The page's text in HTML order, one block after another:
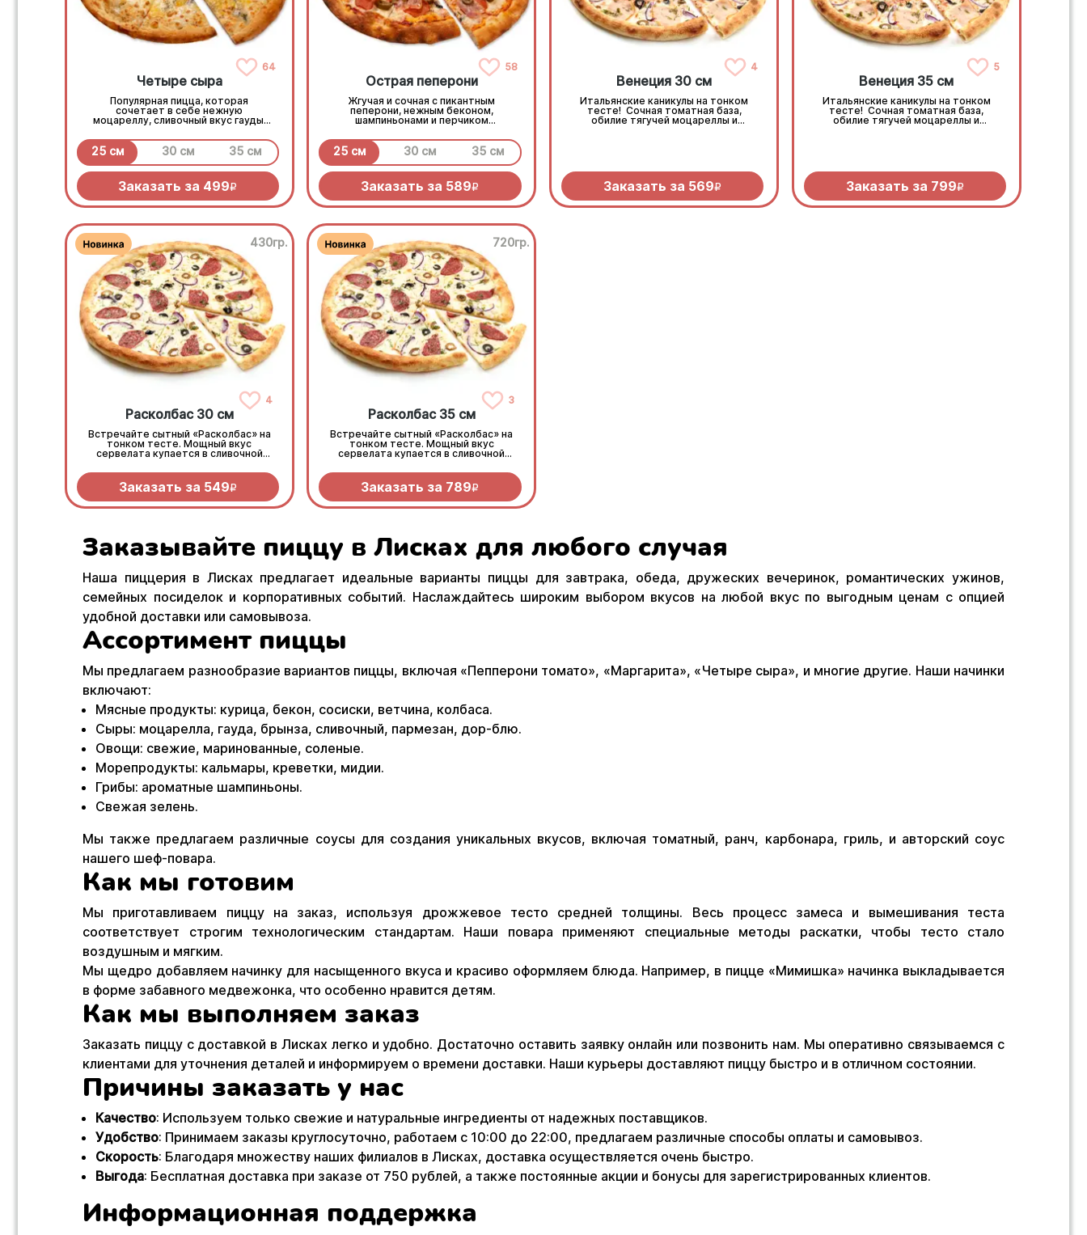
64
Четыре сыра
Популярная пицца, которая
сочетает в себе нежную
моцареллу, сливочный вкус гауды,
пряность сыра дорблю!
25 см 30 см 35 см
Заказать за 499R
58
Острая пеперони
Жгучая и сочная с пикантным
пеперони, нежным беконом,
шампиньонами и перчиком
25 см 30 см 35 см
Заказать за 589R
4
Венеция 30 см
Итальянские каникулы на тонком
тесте! Сочная томатная база,
обилие тягучей моцареллы и
Заказать за 569R
5
Венеция 35 см
Итальянские каникулы на тонком
тесте! Сочная томатная база,
обилие тягучей моцареллы и
Заказать за 799R
430гр.
4
Расколбас 30 см
Встречайте сытный «Расколбас» на
тонком тесте. Мощный вкус
сервелата купается в сливочной
добавляют изысканной
пикантности. Тонко, сочно,
колбасно
Заказать за 549R
720гр.
3
Расколбас 35 см
Встречайте сытный «Расколбас» на
тонком тесте. Мощный вкус
сервелата купается в сливочной
добавляют изысканной
пикантности. Тонко, сочно,
колбасно
Заказать за 789R
Заказывайте пиццу в Лисках для любого случая
Наша пиццерия в Лисках предлагает идеальные варианты пиццы для завтрака, обеда, дружеских вечеринок, романтических ужинов,
семейных посиделок и корпоративных событий. Наслаждайтесь широким выбором вкусов на любой вкус по выгодным ценам с опцией
удобной доставки или самовывоза.
Ассортимент пиццы
Мы предлагаем разнообразие вариантов пиццы, включая «Пепперони томато», «Маргарита», «Четыре сыра», и многие другие. Наши начинки
включают:
Мясные продукты: курица, бекон, сосиски, ветчина, колбаса.
Сыры: моцарелла, гауда, брынза, сливочный, пармезан, дор-блю.
Овощи: свежие, маринованные, соленые.
Морепродукты: кальмары, креветки, мидии.
Грибы: ароматные шампиньоны.
Свежая зелень.
Мы также предлагаем различные соусы для создания уникальных вкусов, включая томатный, ранч, карбонара, гриль, и авторский соус
нашего шеф-повара.
Как мы готовим
Мы приготавливаем пиццу на заказ, используя дрожжевое тесто средней толщины. Весь процесс замеса и вымешивания теста
соответствует строгим технологическим стандартам. Наши повара применяют специальные методы раскатки, чтобы тесто стало
воздушным и мягким.
Мы щедро добавляем начинку для насыщенного вкуса и красиво оформляем блюда. Например, в пицце «Мимишка» начинка выкладывается
в форме забавного медвежонка, что особенно нравится детям.
Как мы выполняем заказ
Заказать пиццу с доставкой в Лисках легко и удобно. Достаточно оставить заявку онлайн или позвонить нам. Мы оперативно связываемся с
клиентами для уточнения деталей и информируем о времени доставки. Наши курьеры доставляют пиццу быстро и в отличном состоянии.
Причины заказать у нас
Качество: Используем только свежие и натуральные ингредиенты от надежных поставщиков.
Удобство: Принимаем заказы круглосуточно, работаем с 10:00 до 22:00, предлагаем различные способы оплаты и самовывоз.
Скорость: Благодаря множеству наших филиалов в Лисках, доставка осуществляется очень быстро.
Выгода: Бесплатная доставка при заказе от 750 рублей, а также постоянные акции и бонусы для зарегистрированных клиентов.
Информационная поддержка